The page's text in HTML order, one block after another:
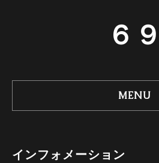
６９
MENU
インフォメーション